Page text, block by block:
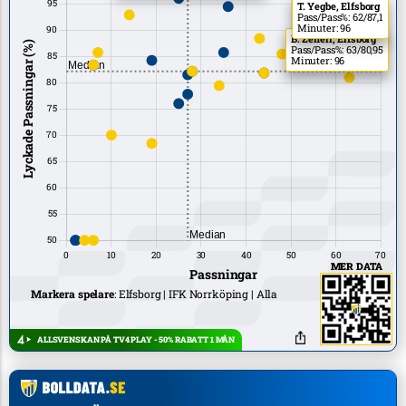
B. Zeneli, Elfsborg
Pass/Pass%: 63/80,95
Minuter: 96
T. Yegbe, Elfsborg
Pass/Pass%: 62/87,1
Minuter: 96
Markera spelare:Elfsborg IFK Norrköping Alla
ALLSVENSKAN PÅ TV4 PLAY - 50% RABATT 1 MÅN
MER DATA